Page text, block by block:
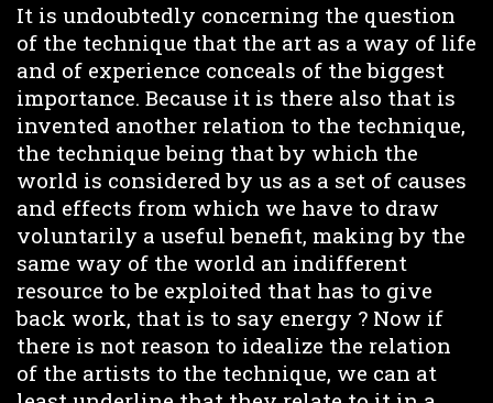
It is undoubtedly concerning the question
of the technique that the art as a way of life
and of experience conceals of the biggest
importance. Because it is there also that is
invented another relation to the technique,
the technique being that by which the
world is considered by us as a set of causes
and effects from which we have to draw
voluntarily a useful benefit, making by the
same way of the world an indifferent
resource to be exploited that has to give
back work, that is to say energy ? Now if
there is not reason to idealize the relation
of the artists to the technique, we can at